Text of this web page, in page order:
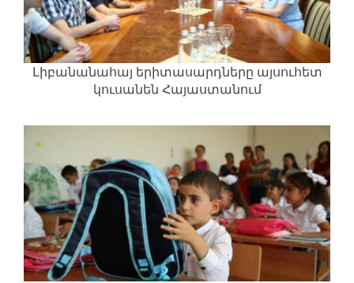
Լիբանանահայ երիտասարդները այսուհետ
կուսանեն Հայաստանում